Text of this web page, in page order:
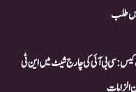
طلب
پیپر لیک کیس: سی بی آئی کی چارج شیٹ میں این ٹی
الزامات